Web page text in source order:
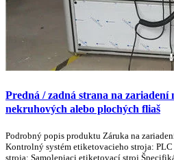
Predná / zadná strana na zariadení
nekruhových alebo plochých fliaš
Podrobný popis produktu Záruka na
Kontrolný systém etiketovacieho stroja:
stroja: Samolepiaci etiketovací stroj